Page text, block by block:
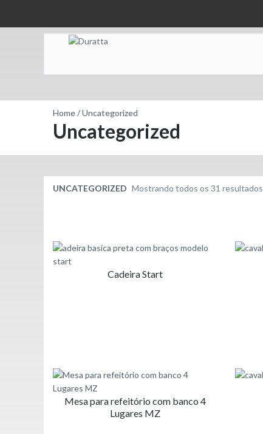
Home/Uncategorized
Uncategorized
UNCATEGORIZED Mostrando todos os 31 resultados
Cadeira Start
Mesa para refeitório com banco 4
Lugares MZ